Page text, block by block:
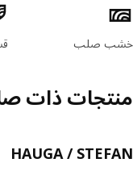
المنتج
صلب
ذات صله
HAUGA /